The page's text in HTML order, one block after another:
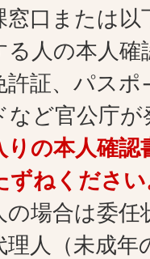
窓口または
る人の本人確
許証、パス
など官公庁
りの本人確
ずねください
の場合は委任
理人（未成年